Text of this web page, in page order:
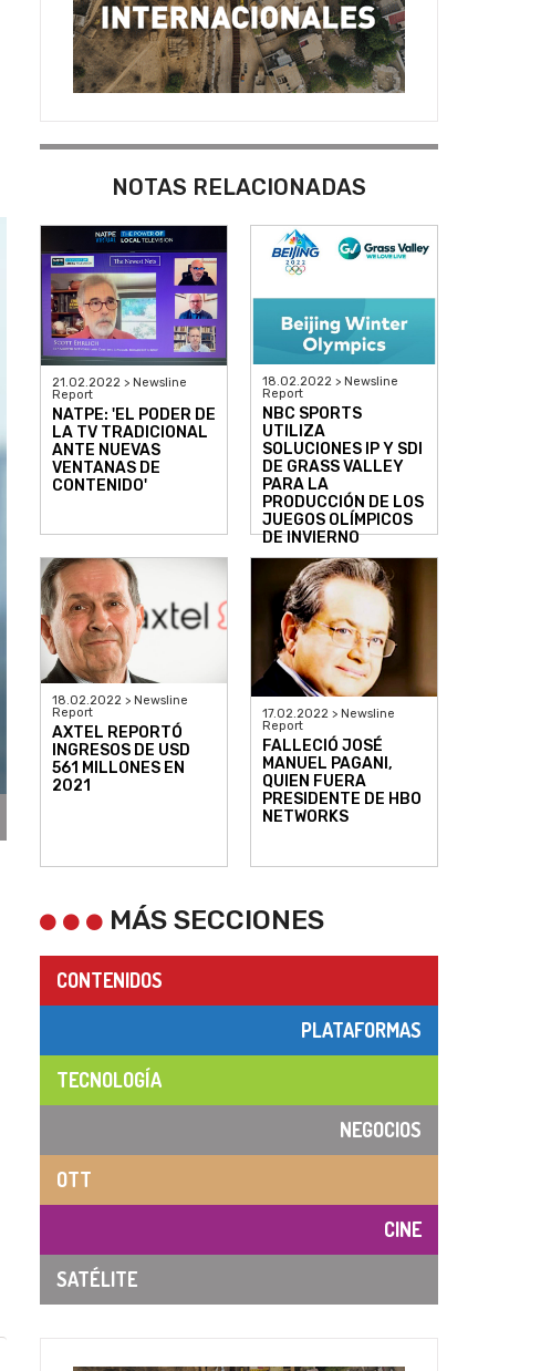
NOTAS RELACIONADAS
21.02.2022 > Newsline
Report
NATPE: 'EL PODER DE
LA TV TRADICIONAL
ANTE NUEVAS
VENTANAS DE
CONTENIDO'
18.02.2022 > Newsline
Report
NBC SPORTS
UTILIZA
SOLUCIONES IP Y SDI
DE GRASS VALLEY
PARA LA
PRODUCCIÓN DE LOS
JUEGOS OLÍMPICOS
DE INVIERNO
18.02.2022 > Newsline
Report
AXTEL REPORTÓ
INGRESOS DE USD
561 MILLONES EN
2021
17.02.2022 > Newsline
Report
FALLECIÓ JOSÉ
MANUEL PAGANI,
QUIEN FUERA
PRESIDENTE DE HBO
NETWORKS
MÁS SECCIONES
CONTENIDOS
PLATAFORMAS
TECNOLOGÍA
NEGOCIOS
OTT
CINE
SATÉLITE